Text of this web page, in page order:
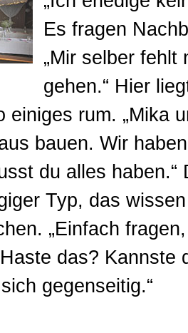
Es fragen
„Mir selber
gehen.“ Hier
einiges rum. „Mika
bauen. Wir
du alles
Typ, das
„Einfach
das? Kannste
gegenseitig.“